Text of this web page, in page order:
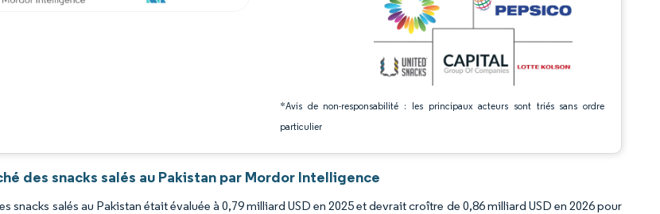
*Avis de non-responsabilité : les principaux acteurs sont triés sans ordre
particulier
des snacks salés au Pakistan par Mordor Intelligence
snacks salés au Pakistan était évaluée à 0,79 milliard USD en 2025 et devrait croître de 0,86 milliard USD en 2026 pour